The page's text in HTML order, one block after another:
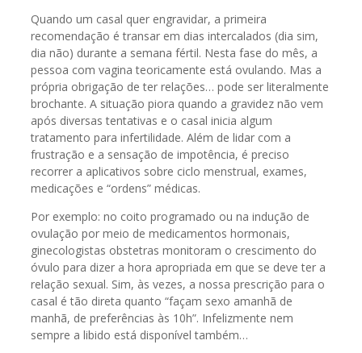
Quando um casal quer engravidar, a primeira
recomendação é transar em dias intercalados (dia sim,
dia não) durante a semana fértil. Nesta fase do mês, a
pessoa com vagina teoricamente está ovulando. Mas a
própria obrigação de ter relações… pode ser literalmente
brochante. A situação piora quando a gravidez não vem
após diversas tentativas e o casal inicia algum
tratamento para infertilidade. Além de lidar com a
frustração e a sensação de impotência, é preciso
recorrer a aplicativos sobre ciclo menstrual, exames,
medicações e “ordens” médicas.
Por exemplo: no coito programado ou na indução de
ovulação por meio de medicamentos hormonais,
ginecologistas obstetras monitoram o crescimento do
óvulo para dizer a hora apropriada em que se deve ter a
relação sexual. Sim, às vezes, a nossa prescrição para o
casal é tão direta quanto “façam sexo amanhã de
manhã, de preferências às 10h”. Infelizmente nem
sempre a libido está disponível também…